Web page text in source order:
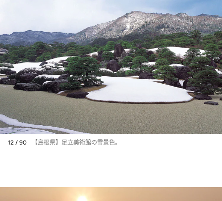
12 / 90 【島根県】足立美術館の雪景色。